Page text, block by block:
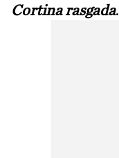
Cortina rasgada.